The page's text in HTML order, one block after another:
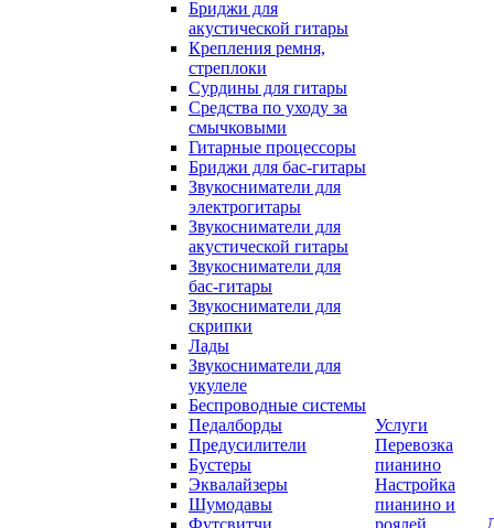
Бриджи для
акустической гитары
Крепления ремня,
стреплоки
Сурдины для гитары
Средства по уходу за
смычковыми
Гитарные процессоры
Бриджи для бас-гитары
Звукосниматели для
электрогитары
Звукосниматели для
акустической гитары
Звукосниматели для
бас-гитары
Звукосниматели для
скрипки
Лады
Звукосниматели для
укулеле
Беспроводные системы
Педалборды
Предусилители
Бустеры
Эквалайзеры
Шумодавы
Футсвитчи
Услуги
Перевозка
пианино
Настройка
пианино и
роялей